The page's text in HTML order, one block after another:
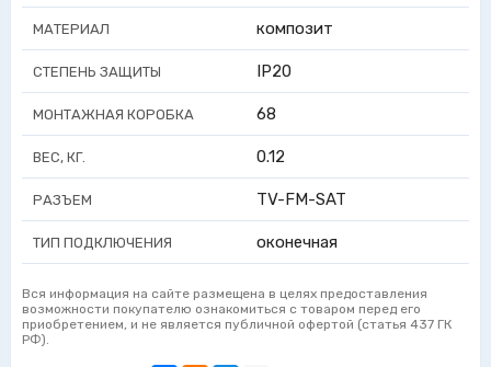
МАТЕРИАЛ композит
СТЕПЕНЬ ЗАЩИТЫ IP20
МОНТАЖНАЯ КОРОБКА 68
ВЕС, КГ. 0.12
РАЗЪЕМ TV-FM-SAT
ТИП ПОДКЛЮЧЕНИЯ оконечная
Вся информация на сайте размещена в целях предоставления
возможности покупателю ознакомиться с товаром перед его
приобретением, и не является публичной офертой (статья 437 ГК
РФ).